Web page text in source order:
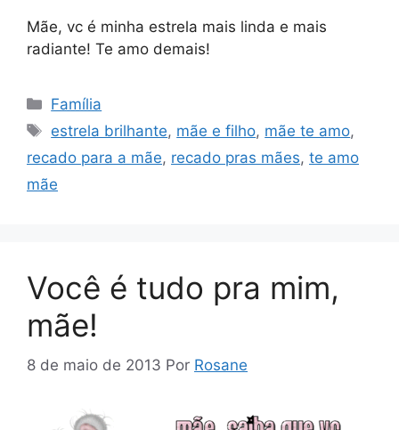
Mãe, vc é minha estrela mais linda e mais
radiante! Te amo demais!
Categorias
Família
Tags
estrela brilhante, mãe e filho, mãe te amo,
recado para a mãe, recado pras mães, te amo
mãe
Você é tudo pra mim,
mãe!
8 de maio de 2013 Por Rosane